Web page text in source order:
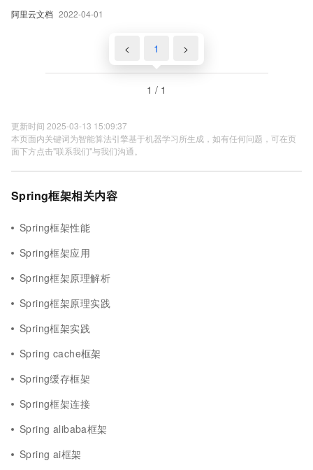
阿里云文档 2022-04-01
< 1 >
1 / 1
更新时间 2025-03-13 15:09:37
本页面内关键词为智能算法引擎基于机器学习所生成，如有任何问题，可在页
面下方点击"联系我们"与我们沟通。
Spring框架相关内容
Spring框架性能
Spring框架应用
Spring框架原理解析
Spring框架原理实践
Spring框架实践
Spring cache框架
Spring缓存框架
Spring框架连接
Spring alibaba框架
Spring ai框架